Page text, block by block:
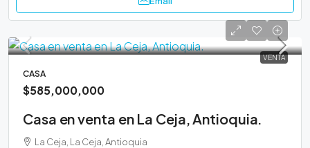
VENTA
CASA
$585,000,000
Casa en venta en La Ceja, Antioquia.
La Ceja, La Ceja, Antioquia